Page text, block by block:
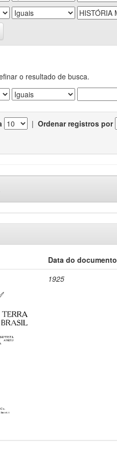
o resultado de busca.
| Ordenar registros por
Data do documento
1925